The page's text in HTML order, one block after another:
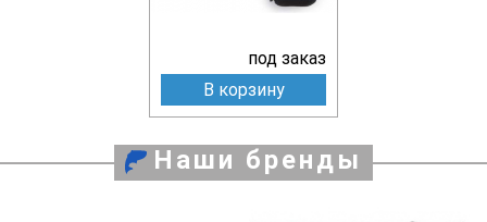
под заказ
В корзину
Наши бренды